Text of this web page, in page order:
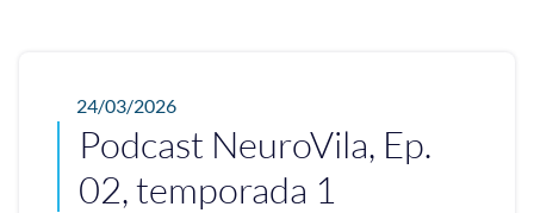
24/03/2026
Podcast NeuroVila, Ep.
02, temporada 1